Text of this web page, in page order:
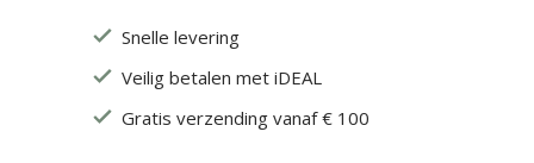
Snelle levering
Veilig betalen met iDEAL
Gratis verzending vanaf € 100